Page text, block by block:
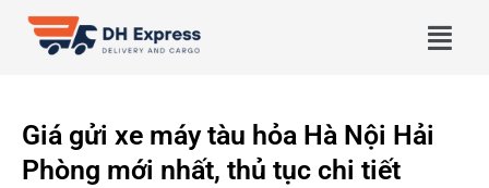
Giá gửi xe máy tàu hỏa Hà Nội Hải
Phòng mới nhất, thủ tục chi tiết